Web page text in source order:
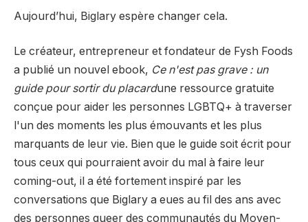
Aujourd’hui, Biglary espère changer cela.
Le créateur, entrepreneur et fondateur de Fysh Foods
a publié un nouvel ebook, Ce n'est pas grave : un
guide pour sortir du placardune ressource gratuite
conçue pour aider les personnes LGBTQ+ à traverser
l'un des moments les plus émouvants et les plus
marquants de leur vie. Bien que le guide soit écrit pour
tous ceux qui pourraient avoir du mal à faire leur
coming-out, il a été fortement inspiré par les
conversations que Biglary a eues au fil des ans avec
des personnes queer des communautés du Moyen-